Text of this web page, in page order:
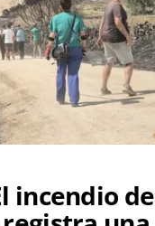
incendio de